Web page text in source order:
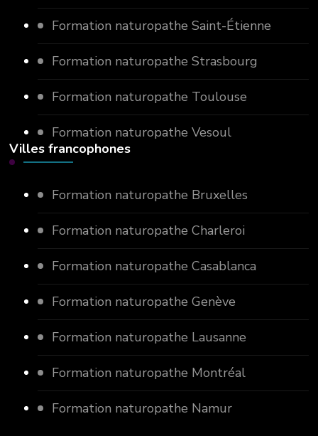
Formation naturopathe Saint-Étienne
Formation naturopathe Strasbourg
Formation naturopathe Toulouse
Formation naturopathe Vesoul
Villes francophones
Formation naturopathe Bruxelles
Formation naturopathe Charleroi
Formation naturopathe Casablanca
Formation naturopathe Genève
Formation naturopathe Lausanne
Formation naturopathe Montréal
Formation naturopathe Namur